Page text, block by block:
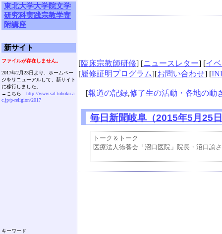
[臨床宗教師研修] [ニュースレター] [イ
[履修証明プログラム][お問い合わせ] [
[報道の記録,修了生の活動・各地の動
毎日新聞岐阜（2015年5月25
トーク＆トーク
医療法人徳養会「沼口医院」院長・沼口諭
東北大学大学院文学
研究科実践宗教学寄
附講座
新サイト
ファイルが存在しません。
2017年2月23日より、ホームペー
ジをリニューアルして、新サイト
に移行しました。
→こちら http://www.sal.tohoku.a
c.jp/p-religion/2017
キーワード